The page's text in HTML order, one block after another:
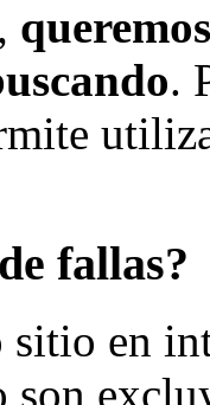
.
fallas?
en
son